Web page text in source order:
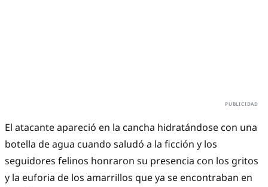
El atacante apareció en la cancha hidratándose con una
botella de agua cuando saludó a la ficción y los
seguidores felinos honraron su presencia con los gritos
y la euforia de los amarrillos que ya se encontraban en